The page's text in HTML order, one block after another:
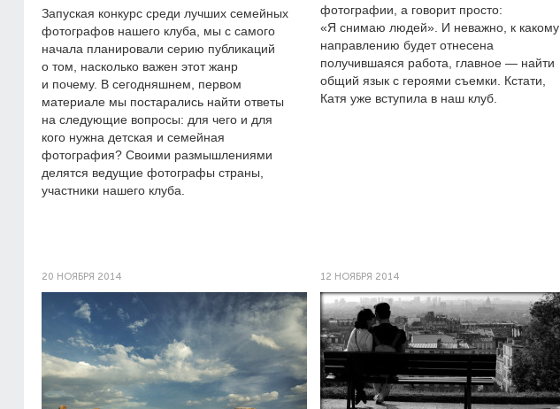
Запуская конкурс среди лучших семейных
фотографов нашего клуба, мы с самого
начала планировали серию публикаций
о том, насколько важен этот жанр
и почему. В сегодняшнем, первом
материале мы постарались найти ответы
на следующие вопросы: для чего и для
кого нужна детская и семейная
фотография? Своими размышлениями
делятся ведущие фотографы страны,
участники нашего клуба.
фотографии, а говорит просто:
«Я снимаю людей». И неважно, к какому
направлению будет отнесена
получившаяся работа, главное — найти
общий язык с героями съемки. Кстати,
Катя уже вступила в наш клуб.
20 НОЯБРЯ 2014 12 НОЯБРЯ 2014